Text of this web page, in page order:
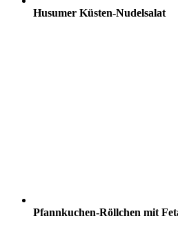
Husumer Küsten-Nudelsalat
Pfannkuchen-Röllchen mit